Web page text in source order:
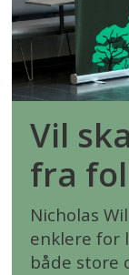
Vil
fra
Nicholas
enklere for
både store